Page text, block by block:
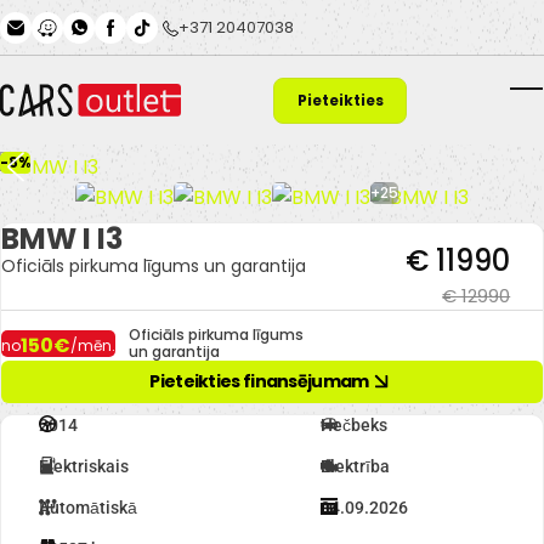
Skip to main content+371 20407038
Pieteikties
finansējumam
-8%
+25
BMW I I3
Oficiāls pirkuma līgums un garantija
€ 12990
€ 11990
no150€/mēn.
Oficiāls pirkuma līgums
un garantija
Pieteikties finansējumam
2014 Hečbeks
Elektriskais Elektrība
Automātiskā 04.09.2026